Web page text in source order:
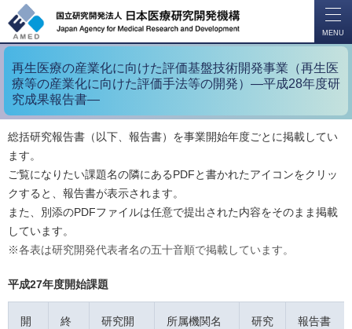
MENU
再生医療の産業化に向けた評価基盤技術開発事業（再生医
療等の産業化に向けた評価手法等の開発）―平成28年度研
究成果報告書―
総括研究報告書（以下、報告書）を事業開始年度ごとに掲載してい
ます。
ご覧になりたい課題名の隣にあるPDFと書かれたアイコンをクリッ
クすると、報告書が表示されます。
また、別添のPDFファイルは任意で提出された内容をそのまま掲載
しています。
※各表は研究開発代表者名の五十音順で掲載しています。
平成27年度開始課題
開
終
研究開
所属機関名
研究
報告書